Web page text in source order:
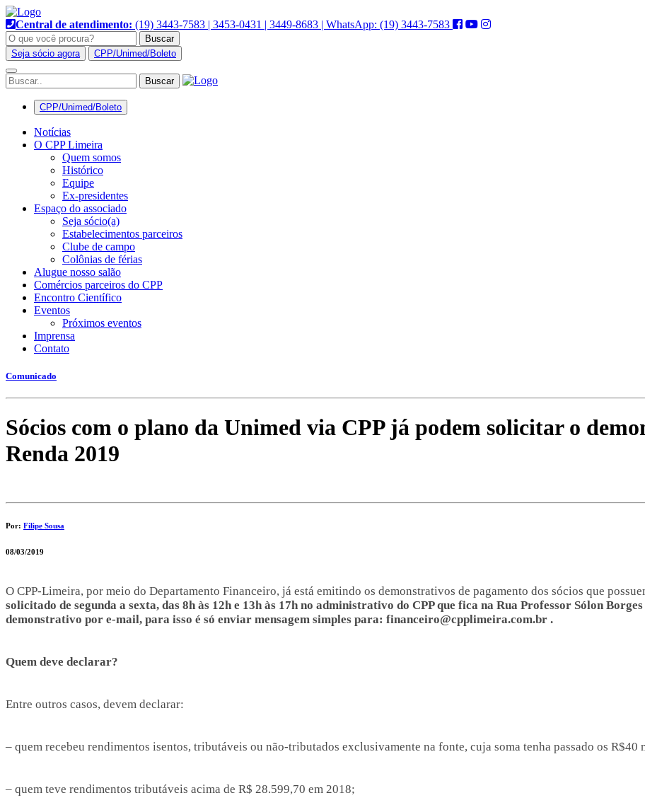
Pular
para
o
conteúdo
Central de atendimento: (19) 3443-7583 | 3453-0431 | 3449-8683 | WhatsApp: (19) 3443-7583
Buscar
Seja sócio agora
CPP/Unimed/Boleto
Alternar
navegação
CPP/Unimed/Boleto
Notícias
O CPP Limeira
Quem somos
Histórico
Equipe
Ex-presidentes
Espaço do associado
Seja sócio(a)
Estabelecimentos parceiros
Clube de campo
Colônias de férias
Alugue nosso salão
Comércios parceiros do CPP
Encontro Científico
Eventos
Próximos eventos
Imprensa
Contato
Comunicado
Sócios com o plano da Unimed via CPP já podem solicitar o
Renda 2019
Por: Filipe Sousa
08/03/2019
O CPP-Limeira, por meio do Departamento Financeiro, já está emitindo os demonstrativos de pagamento dos sócios que
solicitado de segunda a sexta, das 8h às 12h e 13h às 17h no administrativo do CPP que fica na Rua Professor Sólon
demonstrativo por e-mail, para isso é só enviar mensagem simples para: financeiro@cpplimeira.com.br .
Quem deve declarar?
Entre outros casos, devem declarar:
– quem recebeu rendimentos isentos, tributáveis ou não-tributados exclusivamente na fonte, cuja soma tenha passado os R$40
– quem teve rendimentos tributáveis acima de R$ 28.599,70 em 2018;